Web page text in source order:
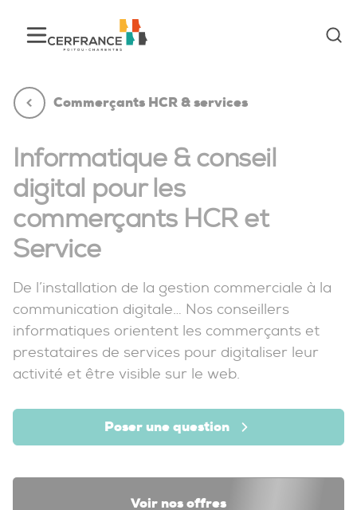
Commerçants HCR & services
Informatique & conseil
digital pour les
commerçants HCR et
Service
De l’installation de la gestion commerciale à la
communication digitale… Nos conseillers
informatiques orientent les commerçants et
prestataires de services pour digitaliser leur
activité et être visible sur le web.
Poser une question
Voir nos offres